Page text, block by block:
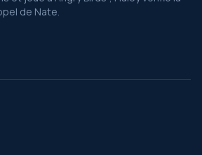
de Nate.